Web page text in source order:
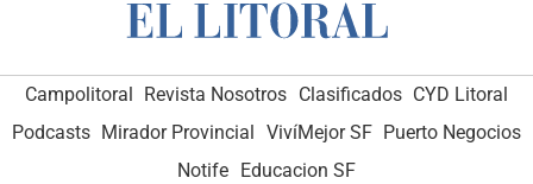
Campolitoral Revista Nosotros Clasificados CYD Litoral
Podcasts Mirador Provincial VivíMejor SF Puerto Negocios
Notife
Educacion SF